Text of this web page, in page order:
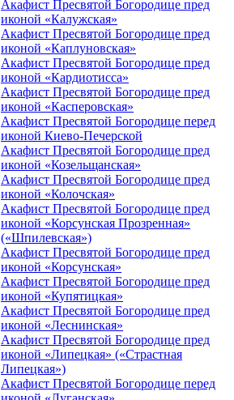
Акафист Пресвятой Богородице пред
иконой «Калужская»
Акафист Пресвятой Богородице пред
иконой «Каплуновская»
Акафист Пресвятой Богородице пред
иконой «Кардиотисса»
Акафист Пресвятой Богородице пред
иконой «Касперовская»
Акафист Пресвятой Богородице перед
иконой Киево-Печерской
Акафист Пресвятой Богородице пред
иконой «Козельщанская»
Акафист Пресвятой Богородице пред
иконой «Колочская»
Акафист Пресвятой Богородице пред
иконой «Корсунская Прозренная»
(«Шпилевская»)
Акафист Пресвятой Богородице пред
иконой «Корсунская»
Акафист Пресвятой Богородице пред
иконой «Купятицкая»
Акафист Пресвятой Богородице пред
иконой «Леснинская»
Акафист Пресвятой Богородице пред
иконой «Липецкая» («Страстная
Липецкая»)
Акафист Пресвятой Богородице перед